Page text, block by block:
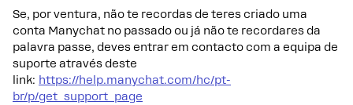
Se, por ventura, não te recordas de teres criado uma
conta Manychat no passado ou já não te recordares da
palavra passe, deves entrar em contacto com a equipa de
suporte através deste
link: https://help.manychat.com/hc/pt-
br/p/get_support_page